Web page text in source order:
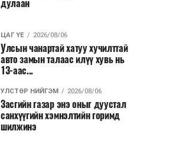
дулаан
ЦАГ ҮЕ 2026/08/06
Улсын чанартай хатуу хучилттай
авто замын талаас илүү хувь нь
13-аас...
УЛСТӨР НИЙГЭМ 2026/08/06
Засгийн газар энэ оныг дуустал
санхүүгийн хэмнэлтийн горимд
шилжинэ